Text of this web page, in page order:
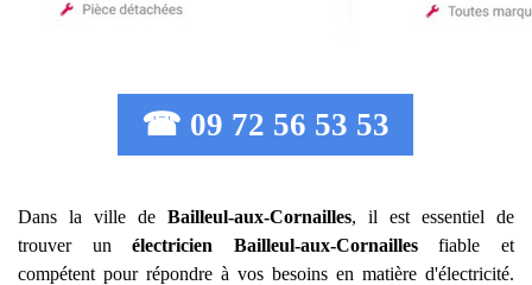
☎ 09 72 56 53 53
Dans la ville de Bailleul-aux-Cornailles, il est essentiel de
trouver unélectricien Bailleul-aux-Cornaillesfiable et
compétent pour répondre à vos besoins en matière d'électricité.